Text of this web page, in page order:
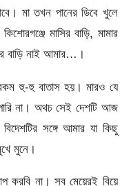
মা তখন পানের ডিবে খুলে
মাসির বাড়ি, মামার
বাড়ি নাই আমার…।
হু-হু বাতাস হয়। মারও যে
না। অথচ সেই দেশটি আজ
সঙ্গে আমার যা কিছু
মুনে।
করবি না। সব মেয়েরই বিয়ে